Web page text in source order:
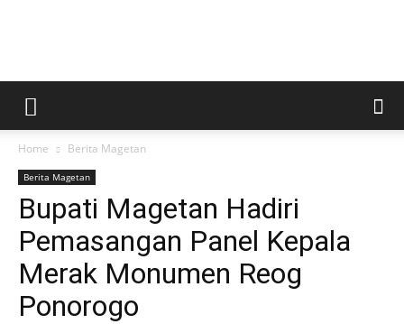
Kabar
Home Berita Magetan
Berita Magetan
Bupati Magetan Hadiri
Pemasangan Panel Kepala
Merak Monumen Reog
Ponorogo